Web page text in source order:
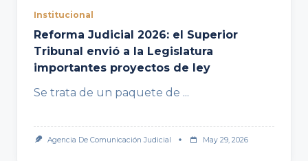
Institucional
Reforma Judicial 2026: el Superior
Tribunal envió a la Legislatura
importantes proyectos de ley
Se trata de un paquete de ...
Agencia De Comunicación Judicial May 29, 2026